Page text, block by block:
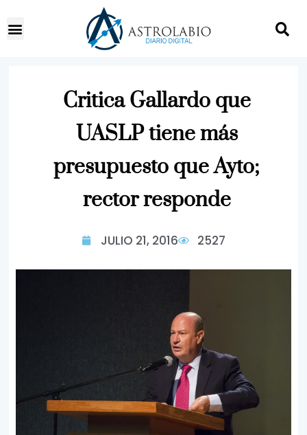
Critica Gallardo que
UASLP tiene más
presupuesto que Ayto;
rector responde
JULIO 21, 2016 2527